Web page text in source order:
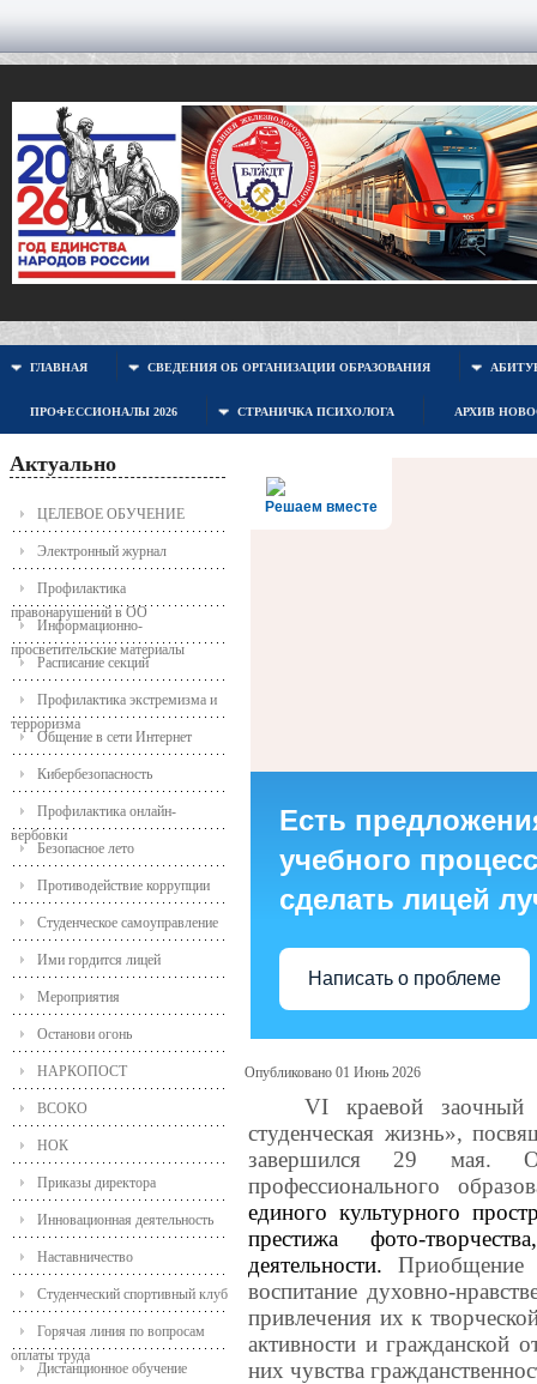
ГЛАВНАЯ СВЕДЕНИЯ ОБ ОРГАНИЗАЦИИ ОБРАЗОВАНИЯ
ПРОФЕССИОНАЛЫ 2026 СТРАНИЧКА ПСИХОЛОГА АРХИВ
Актуально
ЦЕЛЕВОЕ ОБУЧЕНИЕ
Электронный журнал
Профилактика
правонарушений в ОО
Информационно-
просветительские материалы
Расписание секций
Профилактика экстремизма и
терроризма
Общение в сети Интернет
Кибербезопасность
Профилактика онлайн-
вербовки
Безопасное лето
Противодействие коррупции
Студенческое самоуправление
Ими гордится лицей
Мероприятия
Останови огонь
НАРКОПОСТ
ВСОКО
НОК
Приказы директора
Инновационная деятельность
Наставничество
Студенческий спортивный клуб
Горячая линия по вопросам
оплаты труда
Дистанционное обучение
Решаем вместе
Есть
учебного
сделать лицей
Написать о проблеме
Опубликовано 01 Июнь 2026
VI краевой
студенческая жизнь»,
завершился 29 мая.
профессионального
единого культурного
престижа фото-
деятельности. Приобщение
воспитание духовно-
привлечения их к
активности и гражданской
них чувства